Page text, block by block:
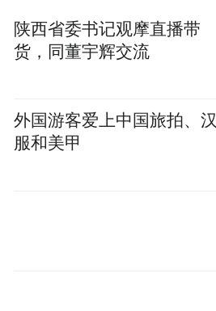
陕西省委书记观摩直播带
货，同董宇辉交流
外国游客爱上中国旅拍、汉
服和美甲